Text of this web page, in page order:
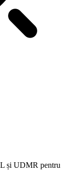
și UDMR pentru